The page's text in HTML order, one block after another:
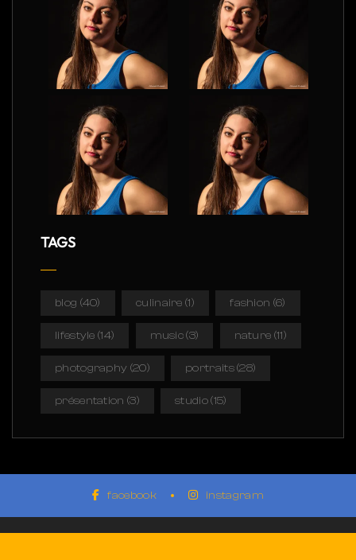
TAGS
blog (40) culinaire (1) fashion (6)
lifestyle (14) music(3) nature (11)
photography (20) portraits(28)
présentation (3) studio(15)
facebook instagram